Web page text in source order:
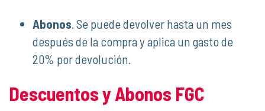
Abonos . Se puede devolver hasta un mes
después de la compra y aplica un gasto de
20% por devolución.
Descuentos y Abonos FGC